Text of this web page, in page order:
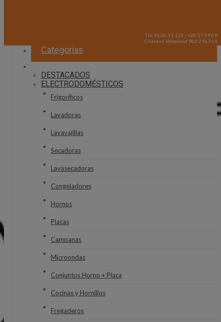
Tfn 91 00 11 123 / 628 27 59 09
Clientes Valladolid 983 296 314
Categorías
DESTACADOS
ELECTRODOMÉSTICOS
Frigoríficos
Lavadoras
Lavavajillas
Secadoras
Lavasecadoras
Congeladores
Hornos
Placas
Campanas
Microondas
Conjuntos Horno + Placa
Cocinas y Hornillos
Fregaderos